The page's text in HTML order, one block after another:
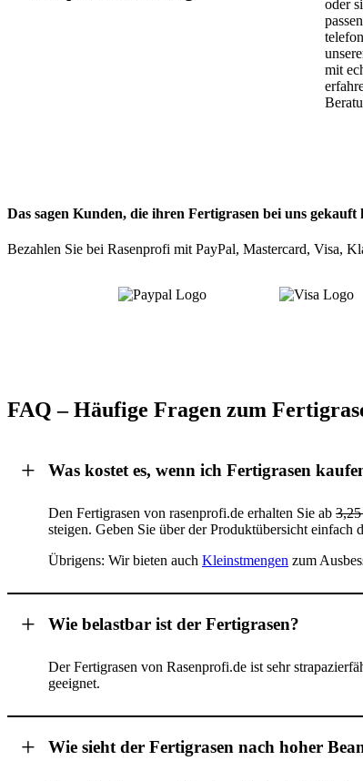
oder
mit
Das sagen Kunden, die ihren Fertigrasen bei uns gekauft
Bezahlen Sie bei Rasenprofi mit PayPal, Mastercard, Visa,
FAQ – Häufige Fragen zum
Was kostet es, wenn ich Fertigrasen
Den Fertigrasen von rasenprofi.de erhalten Sie ab
steigen. Geben Sie über der Produktübersicht
Übrigens: Wir bieten auch Kleinstmengen zum
Wie belastbar ist der Fertigrasen?
Der Fertigrasen von Rasenprofi.de ist sehr
geeignet.
Wie sieht der Fertigrasen nach hoher